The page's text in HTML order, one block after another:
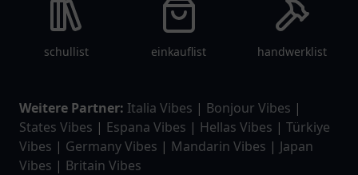
schullist einkauflist handwerklist
Weitere Partner: Italia Vibes | Bonjour Vibes |
States Vibes | Espana Vibes | Hellas Vibes | Türkiye
Vibes | Germany Vibes | Mandarin Vibes | Japan
Vibes | Britain Vibes